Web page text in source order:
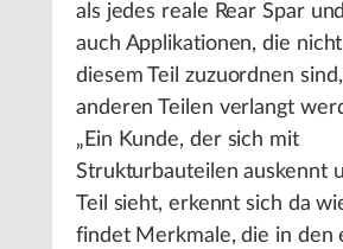
als jedes reale Rear Spar
auch Applikationen, die
diesem Teil zuzuordnen
anderen Teilen verlangt
„Ein Kunde, der sich mit
Strukturbauteilen auskennt
Teil sieht, erkennt sich da
findet Merkmale, die in den